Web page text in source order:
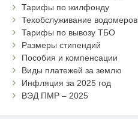
Тарифы по жилфонду
Техобслуживание водомеров
Тарифы по вывозу ТБО
Размеры стипендий
Пособия и компенсации
Виды платежей за землю
Инфляция за 2025 год
ВЭД ПМР – 2025